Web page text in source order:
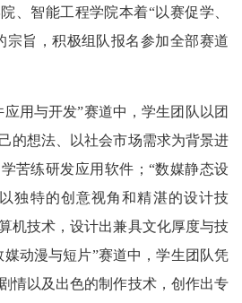
、智能工程学院本着“以赛促学、
宗旨，积极组队报名参加全部赛道
用与开发”赛道中，学生团队以团
的想法、以社会市场需求为背景进
苦练研发应用软件；“数媒静态设
独特的创意视角和精湛的设计技
机技术，设计出兼具文化厚度与技
动漫与短片”赛道中，学生团队凭
情以及出色的制作技术，创作出专